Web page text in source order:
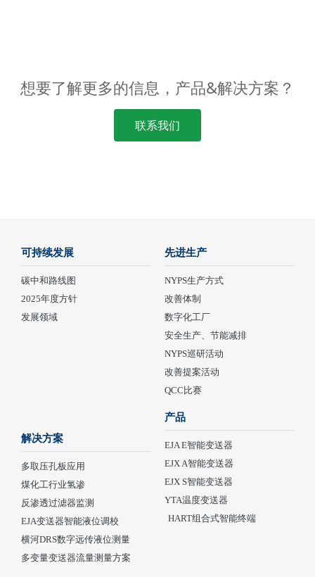
想要了解更多的信息，产品&解决方案？
联系我们
可持续发展
碳中和路线图
2025年度方针
发展领域
先进生产
NYPS生产方式
改善体制
数字化工厂
安全生产、节能减排
NYPS巡研活动
改善提案活动
QCC比赛
解决方案
多取压孔板应用
煤化工行业氢渗
反渗透过滤器监测
EJA变送器智能液位调校
横河DRS数字远传液位测量
多变量变送器流量测量方案
产品
EJA E智能变送器
EJX A智能变送器
EJX S智能变送器
YTA温度变送器
HART组合式智能终端